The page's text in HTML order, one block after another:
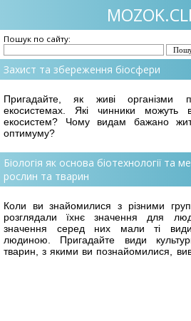
Пошук по сайту:
Захист та збереження біосфери
Пригадайте, як живі організми
екосистемах. Які чинники можуть
екосистем? Чому видам бажано
оптимуму?
Біологія як основа біотехнології та
рослин та тварин
Коли ви знайомилися з різними
розглядали їхнє значення для
значення серед них мали ті
людиною. Пригадайте види
тварин, з якими ви познайомилися,